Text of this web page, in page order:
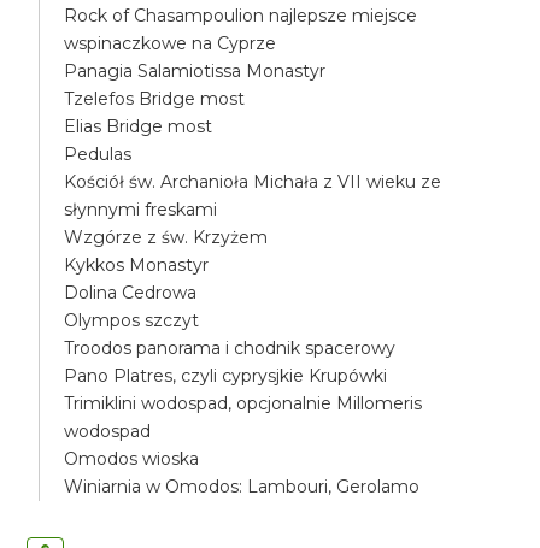
Rock of Chasampoulion najlepsze miejsce
wspinaczkowe na Cyprze
Panagia Salamiotissa Monastyr
Tzelefos Bridge most
Elias Bridge most
Pedulas
Kościół św. Archanioła Michała z VII wieku ze
słynnymi freskami
Wzgórze z św. Krzyżem
Kykkos Monastyr
Dolina Cedrowa
Olympos szczyt
Troodos panorama i chodnik spacerowy
Pano Platres, czyli cyprysjkie Krupówki
Trimiklini wodospad, opcjonalnie Millomeris
wodospad
Omodos wioska
Winiarnia w Omodos: Lambouri, Gerolamo